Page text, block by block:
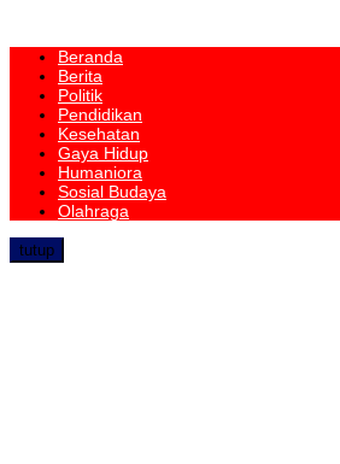
Beranda
Berita
Politik
Pendidikan
Kesehatan
Gaya Hidup
Humaniora
Sosial Budaya
Olahraga
tutup